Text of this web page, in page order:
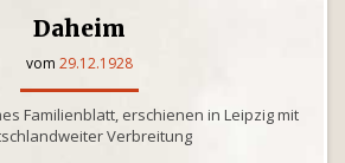
Daheim
vom 29.12.1928
Familienblatt, erschienen in Leipzig mit
Verbreitung